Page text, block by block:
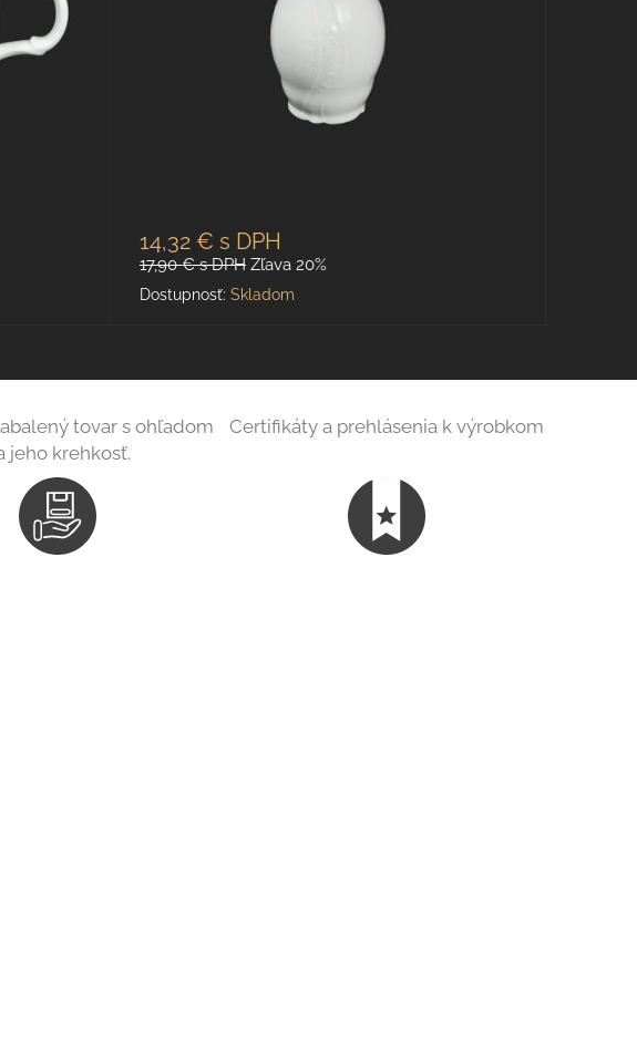
14,32 € s DPH
17,90 €s DPH Zľava 20%
Dostupnosť: Skladom
tovar s ohľadom
jeho krehkosť.
Certifikáty a prehlásenia k výrobkom